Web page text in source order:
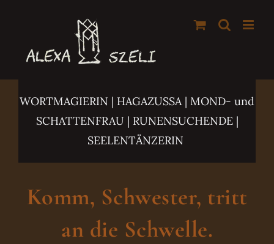
springen
WORTMAGIERIN | HAGAZUSSA | MOND- und
SCHATTENFRAU | RUNENSUCHENDE |
SEELENTÄNZERIN
Komm, Schwester, tritt
an die Schwelle.